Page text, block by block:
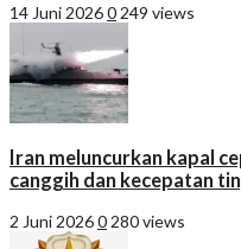
14 Juni 20260 249 views
Iran meluncurkan kapal
canggih dan kecepatan
2 Juni 20260 280 views